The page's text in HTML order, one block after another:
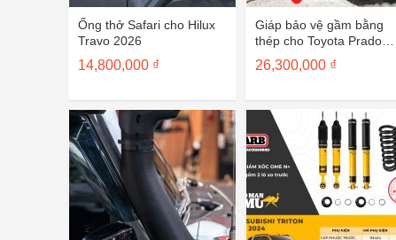
Ống thở Safari cho Hilux
Travo 2026
14,800,000 ₫
Giáp bảo vệ gầm bằng
thép cho Toyota Prado
250
26,300,000 ₫